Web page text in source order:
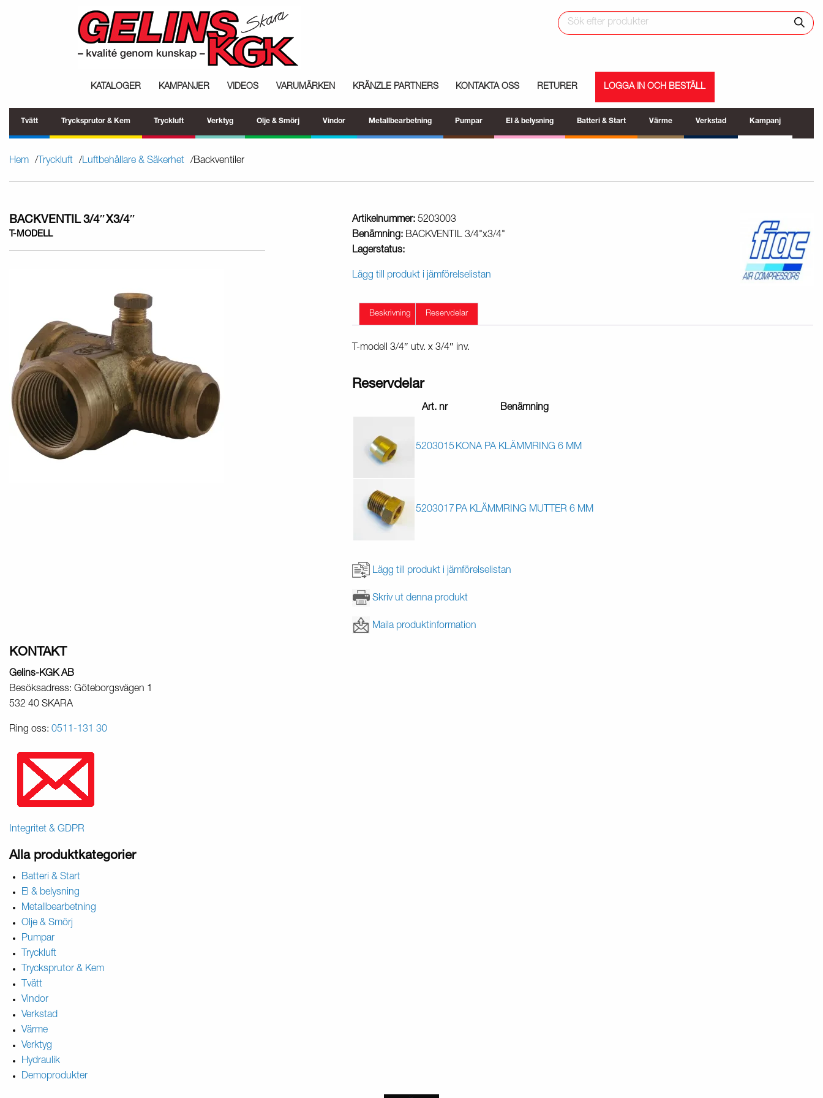
KATALOGER KAMPANJER VIDEOS VARUMÄRKEN KRÄNZLE PARTNERS KONTAKTA OSS RETURER LOGGA IN OCH BESTÄLL
Tvätt Trycksprutor & Kem Tryckluft Verktyg Olje & Smörj Vindor Metallbearbetning Pumpar El & belysning Batteri & Start Värme Verkstad Kampanj
Hem Tryckluft Luftbehållare & Säkerhet Backventiler
BACKVENTIL 3/4″X3/4″
T-MODELL
Artikelnummer: 5203003
Benämning: BACKVENTIL 3/4"x3/4"
Lagerstatus:
Lägg till produkt i jämförelselistan
Beskrivning Reservdelar
T-modell 3/4″ utv. x 3/4″ inv.
Reservdelar
Art. nr Benämning
5203015 KONA PA KLÄMMRING 6 MM
5203017 PA KLÄMMRING MUTTER 6 MM
Lägg till produkt i jämförelselistan
Skriv ut denna produkt
Maila produktinformation
KONTAKT
Gelins-KGK AB
Besöksadress: Göteborgsvägen 1
532 40 SKARA
Ring oss: 0511-131 30
Integritet & GDPR
Alla produktkategorier
Batteri & Start
El & belysning
Metallbearbetning
Olje & Smörj
Pumpar
Tryckluft
Trycksprutor & Kem
Tvätt
Vindor
Verkstad
Värme
Verktyg
Hydraulik
Demoprodukter